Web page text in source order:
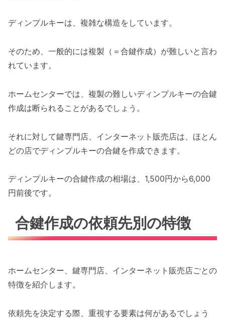
ディンプルキーは、複雑な構造をしています。
そのため、一般的には複製（＝合鍵作成）が難しいと言わ
れています。
ホームセンターでは、複製の難しいディンプルキーの合鍵
作成は断られることがあるでしょう。
それに対して鍵専門店、インターネット販売店は、ほとん
どの店でディンプルキーの合鍵を作成できます。
ディンプルキーの合鍵作成の相場は、1,500円から6,000
円前後です。
合鍵作成の依頼先別の特徴
ホームセンター、鍵専門店、インターネット販売店ごとの
特徴を紹介します。
依頼先を決定する際、重視する要素は何があるでしょう